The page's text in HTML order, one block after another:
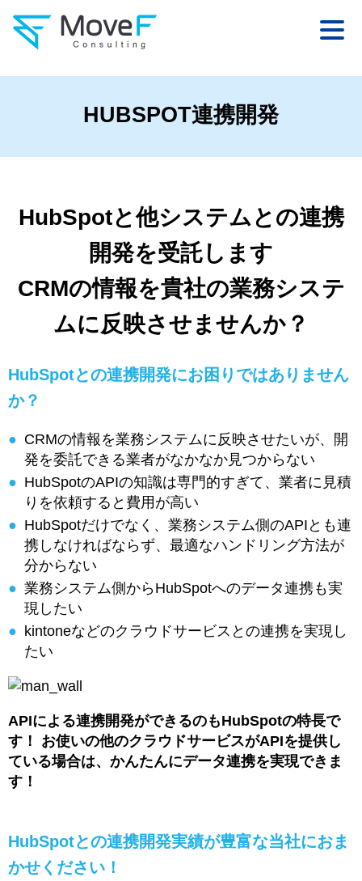
HUBSPOT連携開発
HubSpotと他システムとの連携
開発を受託します
CRMの情報を貴社の業務システ
ムに反映させませんか？
HubSpotとの連携開発にお困りではありません
か？
CRMの情報を業務システムに反映させたいが、開
発を委託できる業者がなかなか見つからない
HubSpotのAPIの知識は専門的すぎて、業者に見積
りを依頼すると費用が高い
HubSpotだけでなく、業務システム側のAPIとも連
携しなければならず、最適なハンドリング方法が
分からない
業務システム側からHubSpotへのデータ連携も実
現したい
kintoneなどのクラウドサービスとの連携を実現し
たい
APIによる連携開発ができるのもHubSpotの特長で
す！ お使いの他のクラウドサービスがAPIを提供し
ている場合は、かんたんにデータ連携を実現できま
す！
HubSpotとの連携開発実績が豊富な当社におま
かせください！